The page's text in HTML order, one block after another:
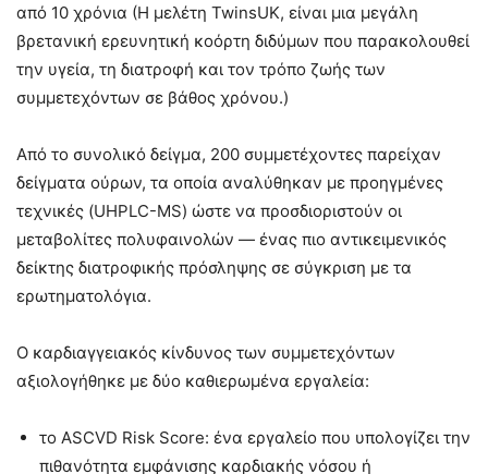
από 10 χρόνια (Η μελέτη TwinsUK, είναι μια μεγάλη
βρετανική ερευνητική κοόρτη διδύμων που παρακολουθεί
την υγεία, τη διατροφή και τον τρόπο ζωής των
συμμετεχόντων σε βάθος χρόνου.)
Από το συνολικό δείγμα, 200 συμμετέχοντες παρείχαν
δείγματα ούρων, τα οποία αναλύθηκαν με προηγμένες
τεχνικές (UHPLC-MS) ώστε να προσδιοριστούν οι
μεταβολίτες πολυφαινολών — ένας πιο αντικειμενικός
δείκτης διατροφικής πρόσληψης σε σύγκριση με τα
ερωτηματολόγια.
Ο καρδιαγγειακός κίνδυνος των συμμετεχόντων
αξιολογήθηκε με δύο καθιερωμένα εργαλεία:
το ASCVD Risk Score: ένα εργαλείο που υπολογίζει την
πιθανότητα εμφάνισης καρδιακής νόσου ή